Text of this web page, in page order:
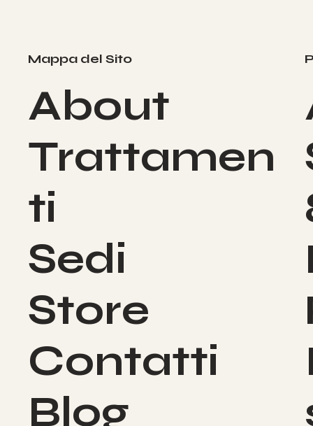
Mappa del Sito
About
Trattamen
ti
Sedi
Store
Contatti
Blog